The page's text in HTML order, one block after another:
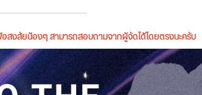
อสงสัยน้องๆ สามารถสอบถามจากผู้จัดได้โดยตรงนะครับ